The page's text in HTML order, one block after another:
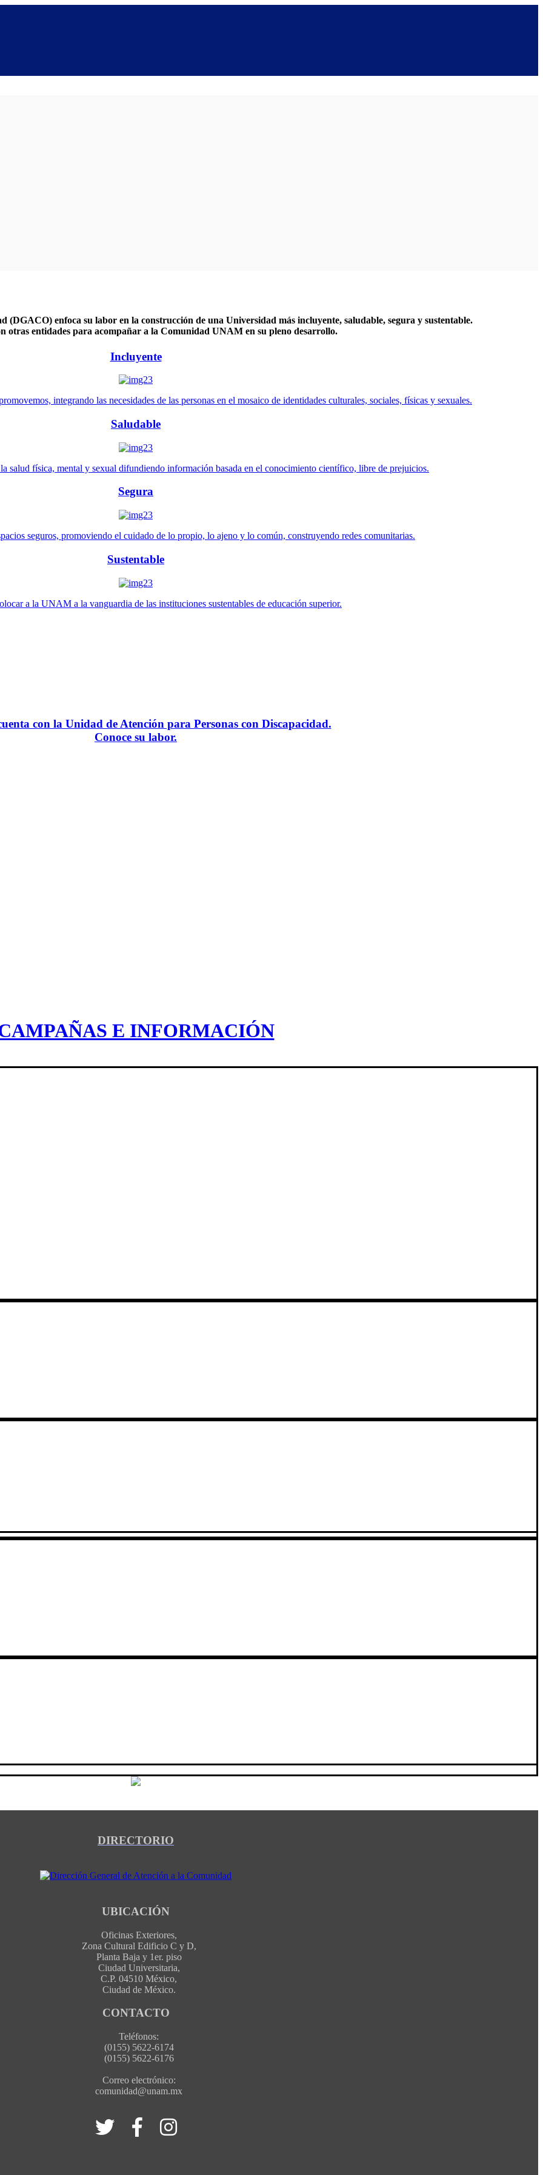
(DGACO) enfoca su labor en la construcción de una Universidad más incluyente, saludable, segura y sustentable.
otras entidades para acompañar a la Comunidad UNAM en su pleno desarrollo.
Incluyente
integrando las necesidades de las personas en el mosaico de identidades culturales, sociales, físicas y sexuales.
Saludable
salud física, mental y sexual difundiendo información basada en el conocimiento científico, libre de prejuicios.
Segura
seguros, promoviendo el cuidado de lo propio, lo ajeno y lo común, construyendo redes comunitarias.
Sustentable
a la UNAM a la vanguardia de las instituciones sustentables de educación superior.
con la Unidad de Atención para Personas con Discapacidad.
Conoce su labor.
E INFORMACIÓN
DIRECTORIO
UBICACIÓN
Oficinas Exteriores,
Zona Cultural Edificio C y D,
Planta Baja y 1er. piso
Ciudad Universitaria,
C.P. 04510 México,
Ciudad de México.
CONTACTO
Teléfonos:
(0155) 5622-6174
(0155) 5622-6176
Correo electrónico:
comunidad@unam.mx